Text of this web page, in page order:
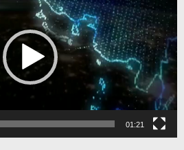
01:21